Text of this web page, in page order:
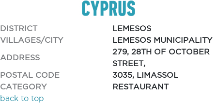
DISTRICT
LEMESOS
VILLAGES/CITY
LEMESOS MUNICIPALITY
ADDRESS
279, 28TH OF OCTOBER
STREET,
POSTAL CODE
3035, LIMASSOL
CATEGORY
RESTAURANT
back to top